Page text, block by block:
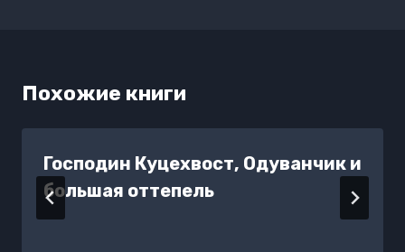
Похожие книги
Господин Куцехвост, Одуванчик и
большая оттепель